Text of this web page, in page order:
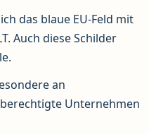
das blaue EU-Feld mit
Auch diese Schilder
an
Unternehmen